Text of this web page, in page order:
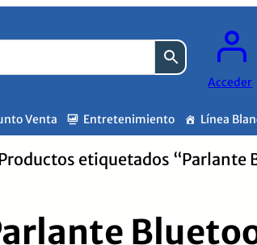
Acceder
Venta Entretenimiento Línea
etiquetados “Parlante